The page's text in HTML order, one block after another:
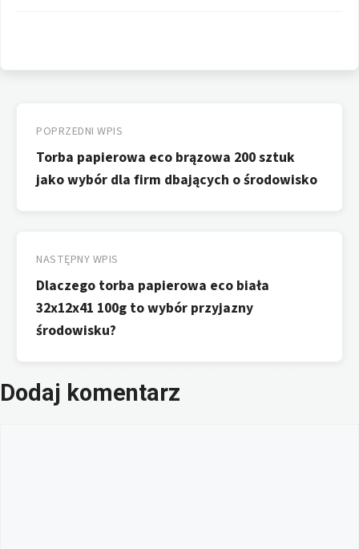
wpisu
POPRZEDNI WPIS
Torba papierowa eco brązowa 200 sztuk
jako wybór dla firm dbających o środowisko
NASTĘPNY WPIS
Dlaczego torba papierowa eco biała
32x12x41 100g to wybór przyjazny
środowisku?
Dodaj komentarz